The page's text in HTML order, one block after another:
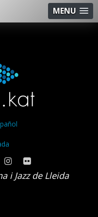
MENU
i Jazz de Lleida